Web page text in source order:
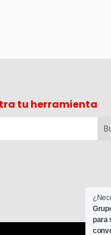
tu herramienta
para